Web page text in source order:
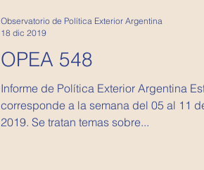
OPEA 548
Informe de Política Exterior Argentina Este informe
corresponde a la semana del 05 al 11
2019. Se tratan temas sobre...
Observatorio de Política Exterior Argentina
18 dic 2019